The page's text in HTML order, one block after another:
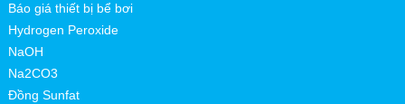
Báo giá thiết bị bể bơi
Hydrogen Peroxide
NaOH
Na2CO3
Đồng Sunfat